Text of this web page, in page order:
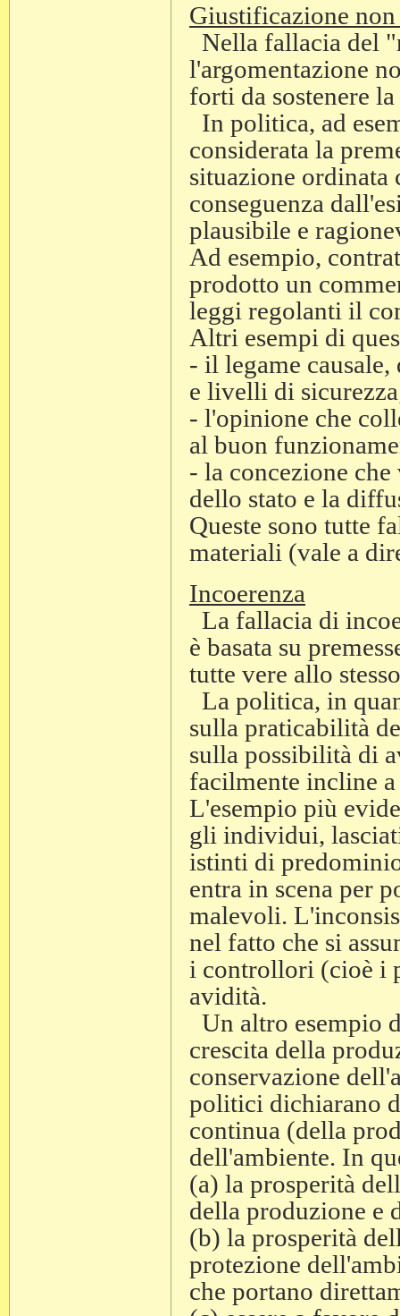
Giustificazione
Nella fallacia del
l'argomentazione
forti da sostenere
In politica, ad
considerata la
situazione ordinata
conseguenza
plausibile e
Ad esempio,
prodotto un
leggi regolanti il
Altri esempi di
- il legame
e livelli di
- l'opinione che
al buon
- la concezione
dello stato e la
Queste sono tutte
materiali (vale a
Incoerenza
La fallacia di
è basata su
tutte vere allo
La politica, in
sulla praticabilità
sulla possibilità di
facilmente incline
L'esempio più
gli individui,
istinti di
entra in scena per
malevoli.
nel fatto che si
i controllori (cioè i
avidità.
Un altro esempio
crescita della
conservazione
politici dichiarano
continua (della
dell'ambiente. In
(a) la prosperità
della produzione e
(b) la prosperità
protezione
che portano